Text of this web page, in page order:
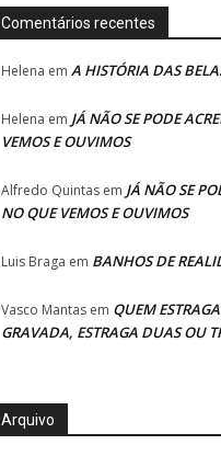
Comentários recentes
Helena em A HISTÓRIA DAS
Helena em JÁ NÃO SE PODE
VEMOS E OUVIMOS
Alfredo Quintas em JÁ NÃO SE
NO QUE VEMOS E OUVIMOS
Luis Braga em BANHOS DE
Vasco Mantas em QUEM
GRAVADA, ESTRAGA DUAS OU
Arquivo